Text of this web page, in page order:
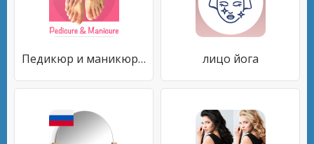
Педикюр и маникюр спа лицо йога